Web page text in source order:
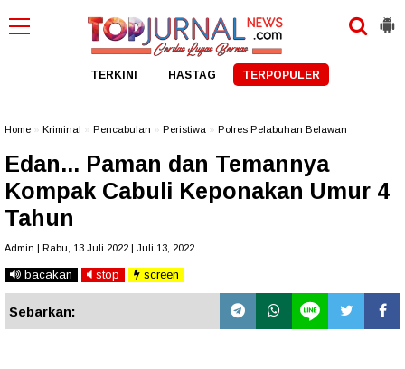
TERKINI HASTAG TERPOPULER
Home Kriminal Pencabulan Peristiwa Polres Pelabuhan Belawan
Edan... Paman dan Temannya
Kompak Cabuli Keponakan Umur 4
Tahun
Admin | Rabu, 13 Juli 2022 | Juli 13, 2022
bacakan stop screen
Sebarkan: